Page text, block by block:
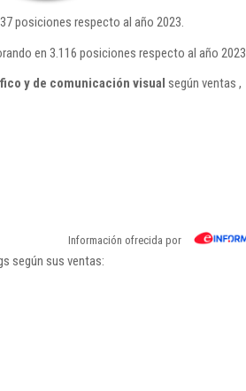
posiciones respecto al año 2023.
en 3.116 posiciones respecto al año 2023.
y de comunicación visual según ventas ,
Información ofrecida por
según sus ventas: